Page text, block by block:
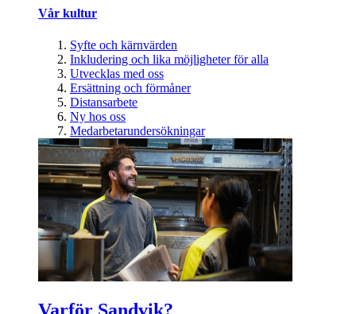
Vår kultur
Syfte och kärnvärden
Inkludering och lika möjligheter för alla
Utvecklas med oss
Ersättning och förmåner
Distansarbete
Ny hos oss
Medarbetarundersökningar